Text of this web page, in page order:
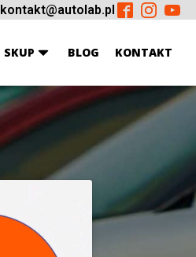
kontakt@autolab.pl
SKUP BLOG KONTAKT